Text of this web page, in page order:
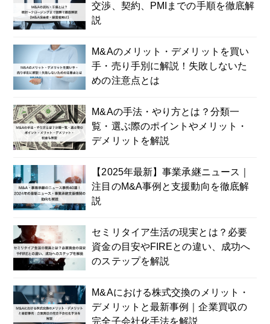
交渉、契約、PMIまでの手順を徹底解
説
M&Aのメリット・デメリットを買い
手・売り手別に解説！失敗しないた
めの注意点とは
M&Aの手法・やり方とは？分類一
覧・選ぶ際のポイントやメリット・
デメリットを解説
【2025年最新】事業承継ニュース｜
注目のM&A事例と支援動向を徹底解
説
セミリタイア生活の現実とは？必要
資金の目安やFIREとの違い、成功へ
のステップを解説
M&Aにおける株式交換のメリット・
デメリットと最新事例｜企業買収の
完全子会社化手法を解説